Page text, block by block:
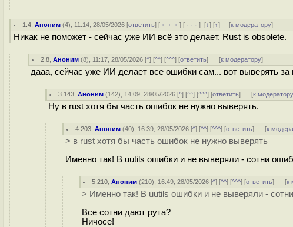
1.4 ,Аноним (4), 11:14, 28/05/2026 [ответить] [ ﹢﹢﹢] [ · · ·][↓] [↑] [к модератору]
Никак не поможет - сейчас уже ИИ всё это делает. Rust is obsolete.
2.8 ,Аноним (8), 11:17, 28/05/2026 [^] [^^] [^^^] [ответить] [к модератору]
дааа, сейчас уже ИИ делает все ошибки сам... вот выверять
3.143 ,Аноним (142), 14:09, 28/05/2026 [^] [^^] [^^^] [ответить] [к
Ну в rust хотя бы часть ошибок не нужно выверять.
4.203 ,Аноним (40), 16:39, 28/05/2026 [^] [^^] [^^^] [ответить] [к
> в rust хотя бы часть ошибок не нужно выверять
Именно так! В uutils ошибки и не выверяли - сотни
5.210 ,Аноним (210), 16:49, 28/05/2026 [^] [^^] [^^^] [ответить] [к
> Именно так! В uutils ошибки и не выверяли -
Все сотни дают рута?
Ничосе!